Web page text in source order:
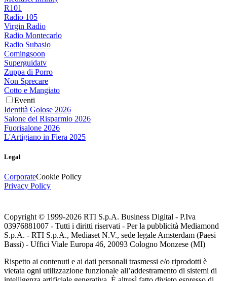
R101
Radio 105
Virgin Radio
Radio Montecarlo
Radio Subasio
Comingsoon
Superguidatv
Zuppa di Porro
Non Sprecare
Cotto e Mangiato
Eventi
Identità Golose 2026
Salone del Risparmio 2026
Fuorisalone 2026
L'Artigiano in Fiera 2025
Legal
CorporateCookie Policy
Privacy Policy
Copyright © 1999-2026 RTI S.p.A. Business Digital - P.Iva
03976881007 - Tutti i diritti riservati - Per la pubblicità Mediamond
S.p.A. - RTI S.p.A., Mediaset N.V., sede legale Amsterdam (Paesi
Bassi) - Uffici Viale Europa 46, 20093 Cologno Monzese (MI)
Rispetto ai contenuti e ai dati personali trasmessi e/o riprodotti è
vietata ogni utilizzazione funzionale all’addestramento di sistemi di